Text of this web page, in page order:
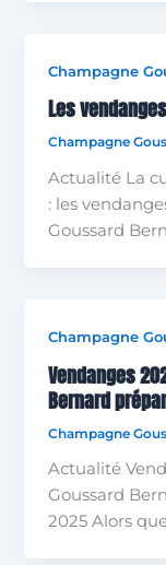
Champagne
Les
Champagne
Actualité La
: les
Goussard
Champagne
Vendanges
Bernard
Champagne
Actualité
Goussard
2025 Alors